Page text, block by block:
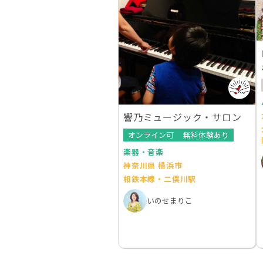
響乃ミュージック・サロン
オンライン可
無料体験あり
楽器・音楽
神奈川県 横浜市
相鉄本線・二俣川駅
いのせまりこ